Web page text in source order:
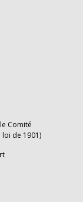
Comité
loi de 1901)